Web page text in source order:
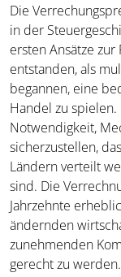
Die
in der
ersten Ansätze
entstanden, als
begannen, eine
Handel zu
Notwendigkeit,
sicherzustellen,
Ländern verteilt
sind. Die
Jahrzehnte
ändernden
zunehmenden
gerecht zu